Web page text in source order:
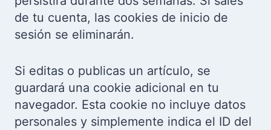
de tu cuenta, las cookies de inicio de
sesión se eliminarán.
Si editas o publicas un artículo, se
guardará una cookie adicional en tu
navegador. Esta cookie no incluye datos
personales y simplemente indica el ID del